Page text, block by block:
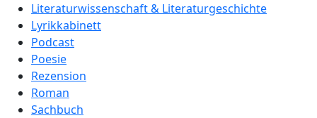
Literaturwissenschaft & Literaturgeschichte
Lyrikkabinett
Podcast
Poesie
Rezension
Roman
Sachbuch